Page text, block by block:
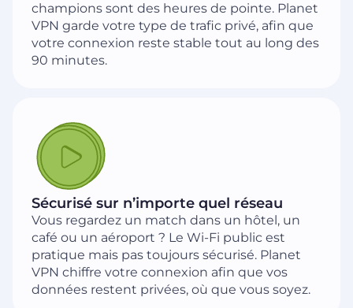
champions sont des heures de pointe. Planet
VPN garde votre type de trafic privé, afin que
votre connexion reste stable tout au long des
90 minutes.
Sécurisé sur n’importe quel réseau
Vous regardez un match dans un hôtel, un
café ou un aéroport ? Le Wi-Fi public est
pratique mais pas toujours sécurisé. Planet
VPN chiffre votre connexion afin que vos
données restent privées, où que vous soyez.